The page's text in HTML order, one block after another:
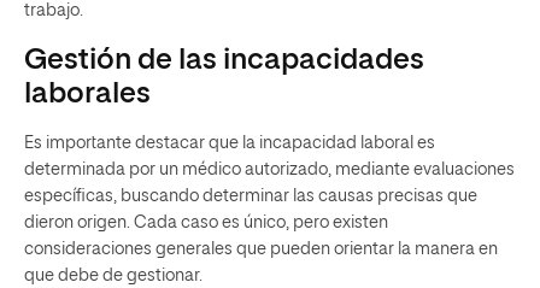
trabajo.
Gestión de las incapacidades
laborales
Es importante destacar que la incapacidad laboral es
determinada por un médico autorizado, mediante evaluaciones
específicas, buscando determinar las causas precisas que
dieron origen. Cada caso es único, pero existen
consideraciones generales que pueden orientar la manera en
que debe de gestionar.